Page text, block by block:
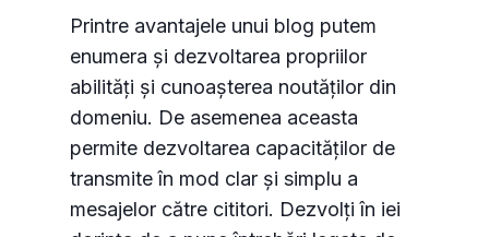
Printre avantajele unui blog putem
enumera și dezvoltarea propriilor
abilități și cunoașterea noutăților din
domeniu. De asemenea aceasta
permite dezvoltarea capacităților de
transmite în mod clar și simplu a
mesajelor către cititori. Dezvolți în iei